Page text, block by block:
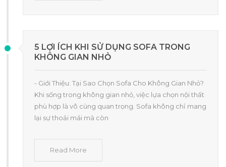
5 LỢI ÍCH KHI SỬ DỤNG SOFA TRONG
KHÔNG GIAN NHỎ
- Giới Thiệu: Tại Sao Chọn Sofa Cho Không Gian Nhỏ?
Khi sống trong không gian nhỏ, việc lựa chọn nội thất
phù hợp là vô cùng quan trọng. Sofa không chỉ mang
lại sự thoải mái mà còn
Read More